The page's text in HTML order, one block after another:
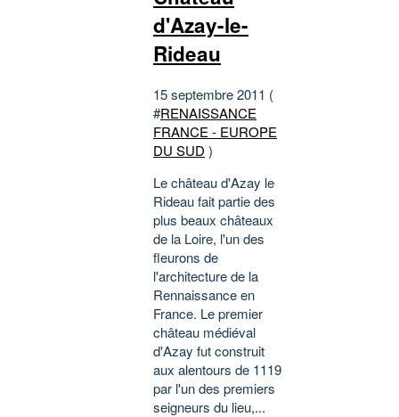
d'Azay-le-
Rideau
15 septembre 2011 (
#RENAISSANCE
FRANCE - EUROPE
DU SUD )
Le château d'Azay le
Rideau fait partie des
plus beaux châteaux
de la Loire, l'un des
fleurons de
l'architecture de la
Rennaissance en
France. Le premier
château médiéval
d'Azay fut construit
aux alentours de 1119
par l'un des premiers
seigneurs du lieu,...